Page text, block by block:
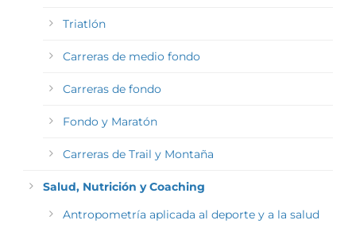
Triatlón
Carreras de medio fondo
Carreras de fondo
Fondo y Maratón
Carreras de Trail y Montaña
Salud, Nutrición y Coaching
Antropometría aplicada al deporte y a la salud